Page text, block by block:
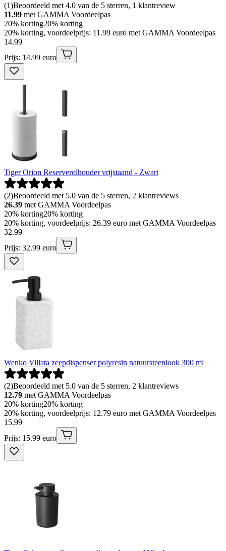
(1)Beoordeeld met 4.0 van de 5 sterren, 1 klantreview
11.99 met GAMMA Voordeelpas
20% korting20% korting
20% korting, voordeelprijs: 11.99 euro met GAMMA Voordeelpas
14.99
Prijs: 14.99 euro
Tiger Orion Reserverolhouder vrijstaand - Zwart
(2)Beoordeeld met 5.0 van de 5 sterren, 2 klantreviews
26.39 met GAMMA Voordeelpas
20% korting20% korting
20% korting, voordeelprijs: 26.39 euro met GAMMA Voordeelpas
32.99
Prijs: 32.99 euro
Wenko Villata zeepdispenser polyresin natuursteenlook 300 ml
(2)Beoordeeld met 5.0 van de 5 sterren, 2 klantreviews
12.79 met GAMMA Voordeelpas
20% korting20% korting
20% korting, voordeelprijs: 12.79 euro met GAMMA Voordeelpas
15.99
Prijs: 15.99 euro